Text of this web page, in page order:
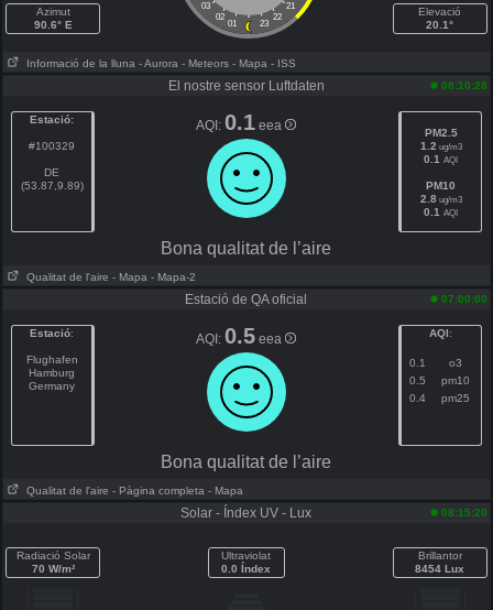
Azimut
90.6° E
03
21
02
22
01 23
Elevació
20.1°
Informació de la lluna - Aurora - Meteors - Mapa - ISS
El nostre sensor Luftdaten 08:10:28
Estació:
#100329
DE
(53.87,9.89)
AQI:0.1 eea
PM2.5
1.2 ug/m3
0.1 AQI
PM10
2.8 ug/m3
0.1 AQI
Bona qualitat de l’aire
Qualitat de l'aire - Mapa - Mapa-2
Estació de QA oficial 07:00:00
Estació:
Flughafen
Hamburg
Germany
AQI:0.5 eea AQI:
0.1
o3
0.5
pm10
0.4
pm25
Bona qualitat de l’aire
Qualitat de l'aire - Pàgina completa - Mapa
Solar - Índex UV - Lux 08:15:20
Radiació Solar
70 W/m²
Ultraviolat
0.0 Índex
Brillantor
8454 Lux